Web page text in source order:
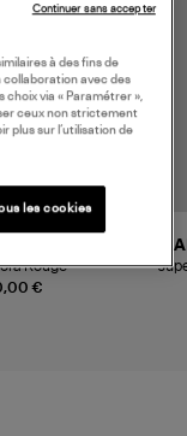
€
Rouge
à des fins de
collaboration avec des
choix via « Paramétrer »,
ceux non strictement
plus sur l’utilisation de
les cookies
Continuer sans accepter